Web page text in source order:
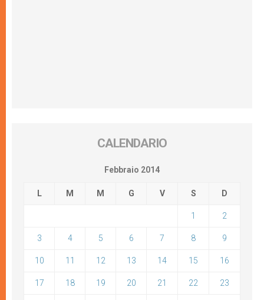
CALENDARIO
Febbraio 2014
L M M G V S D
1 2
3 4 5 6 7 8 9
10 11 12 13 14 15 16
17 18 19 20 21 22 23